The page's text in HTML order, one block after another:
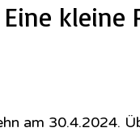
kleine
am 30.4.2024.